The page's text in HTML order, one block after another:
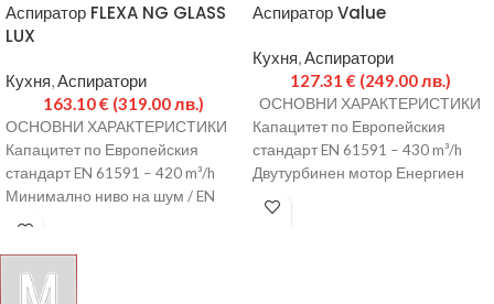
Аспиратор FLEXA NG GLASS
LUX
Кухня,Аспиратори
163.10€ (319.00 лв.)
ОСНОВНИ ХАРАКТЕРИСТИКИ
Капацитет по Европейския
стандарт EN 61591 – 420 m³/h
Минимално ниво на шум / EN
Аспиратор Value
Кухня,Аспиратори
127.31 € (249.00 лв.)
ОСНОВНИ ХАРАКТЕРИСТИКИ
Капацитет по Европейския
стандарт EN 61591 – 430 m³/h
Двутурбинен мотор Енергиен